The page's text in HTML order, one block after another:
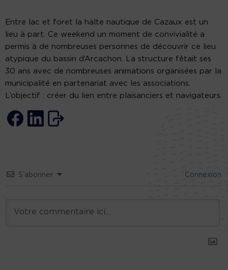
Entre lac et foret la halte nautique de Cazaux est un
lieu à part. Ce weekend un moment de convivialité a
permis à de nombreuses personnes de découvrir ce lieu
atypique du bassin d’Arcachon. La structure fêtait ses
30 ans avec de nombreuses animations organisées par la
municipalité en partenariat avec les associations.
L’objectif : créer du lien entre plaisanciers et navigateurs.
S’abonner Connexion